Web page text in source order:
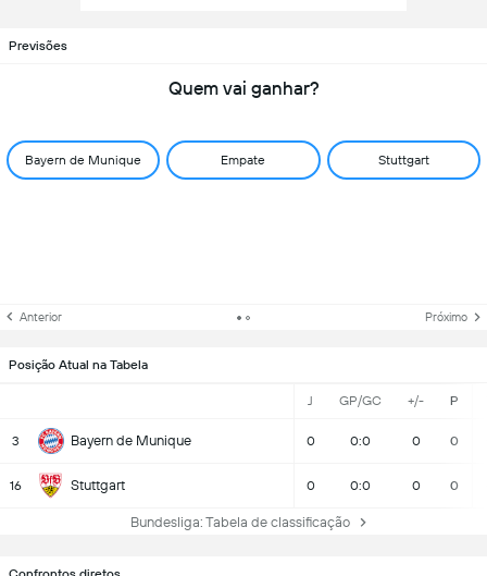
Previsões
Quem vai ganhar?
Bayern de Munique Empate Stuttgart
Anterior Próximo
Posição Atual na Tabela
J GP/GC +/- P
3 Bayern de Munique 0 0:0 0 0
16 Stuttgart 0 0:0 0 0
Bundesliga: Tabela de classificação